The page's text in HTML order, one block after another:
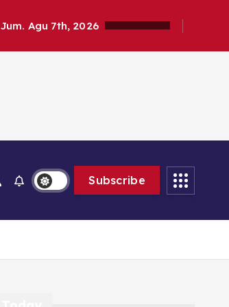
Jum. Agu 7th, 2026
Subscribe